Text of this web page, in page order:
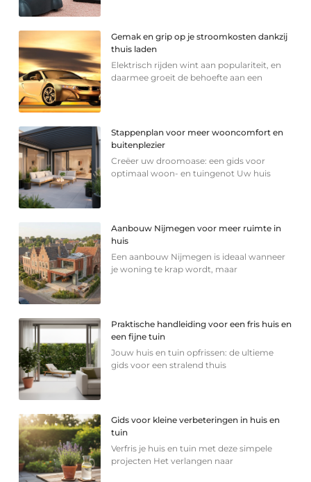
Gemak en grip op je stroomkosten dankzij
thuis laden
Elektrisch rijden wint aan populariteit, en
daarmee groeit de behoefte aan een
Stappenplan voor meer wooncomfort en
buitenplezier
Creëer uw droomoase: een gids voor
optimaal woon- en tuingenot Uw huis
Aanbouw Nijmegen voor meer ruimte in
huis
Een aanbouw Nijmegen is ideaal wanneer
je woning te krap wordt, maar
Praktische handleiding voor een fris huis en
een fijne tuin
Jouw huis en tuin opfrissen: de ultieme
gids voor een stralend thuis
Gids voor kleine verbeteringen in huis en
tuin
Verfris je huis en tuin met deze simpele
projecten Het verlangen naar